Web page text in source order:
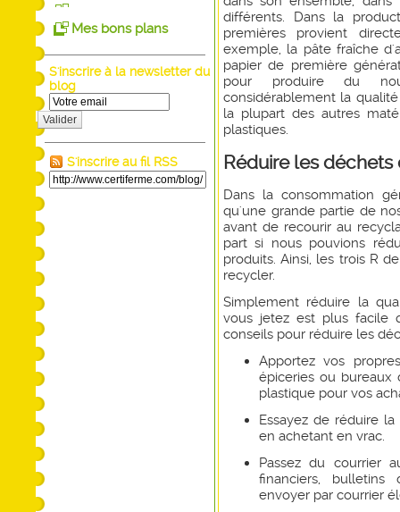
Mes bons plans
S'inscrire à la newsletter du
blog
Valider
S'inscrire au fil RSS
différents. Dans la
premières provient
exemple, la pâte fraîche
papier de première
pour produire du
considérablement la
la plupart des autres
plastiques.
Réduire les déchets
Dans la consommation
qu'une grande partie de
avant de recourir au
part si nous pouvions
produits. Ainsi, les trois R
recycler.
Simplement réduire la
vous jetez est plus facile
conseils pour réduire les
Apportez vos
épiceries ou bureaux
plastique pour vos
Essayez de réduire
en achetant en vrac.
Passez du courrier
financiers, bulletins
envoyer par courrier